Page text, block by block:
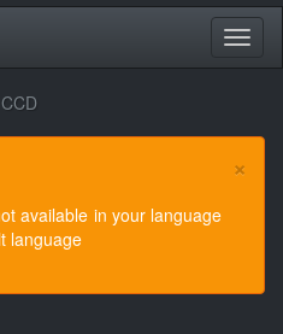
CCD
×
available in your language
language